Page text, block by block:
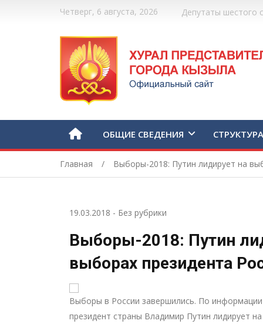
Четверг, 6 августа, 2026 Депутаты шестого
ОБЩИЕ СВЕДЕНИЯ СТРУКТУРА
Главная Выборы-2018: Путин лидирует на
19.03.2018 - Без рубрики
Выборы-2018: Путин
выборах президента
Выборы в России завершились. По
президент страны Владимир Путин лидирует